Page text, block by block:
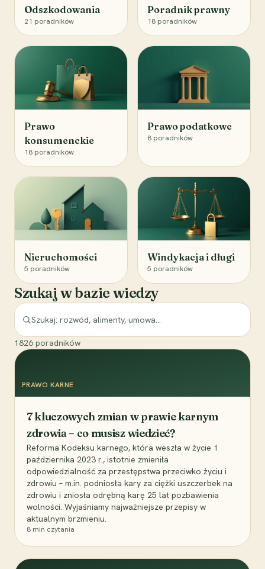
Odszkodowania
21 poradników
Poradnik prawny
18 poradników
Prawo
konsumenckie
18 poradników
Prawo podatkowe
8 poradników
Nieruchomości
5 poradników
Windykacja i długi
5 poradników
Szukaj w bazie wiedzy
1826 poradników
PRAWO KARNE
7 kluczowych zmian w prawie karnym
zdrowia – co musisz wiedzieć?
Reforma Kodeksu karnego, która weszła w życie 1
października 2023 r., istotnie zmieniła
odpowiedzialność za przestępstwa przeciwko życiu i
zdrowiu – m.in. podniosła kary za ciężki uszczerbek na
zdrowiu i zniosła odrębną karę 25 lat pozbawienia
wolności. Wyjaśniamy najważniejsze przepisy w
aktualnym brzmieniu.
8 min czytania